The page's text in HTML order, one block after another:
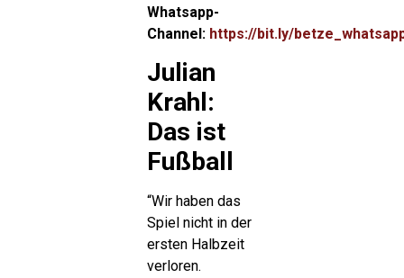
Whatsapp-
Channel: https://bit.ly/
Julian
Krahl:
Das ist
Fußball
“Wir haben das
Spiel nicht in der
ersten Halbzeit
verloren.